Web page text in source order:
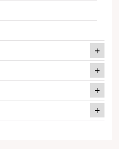
+
+
+
+